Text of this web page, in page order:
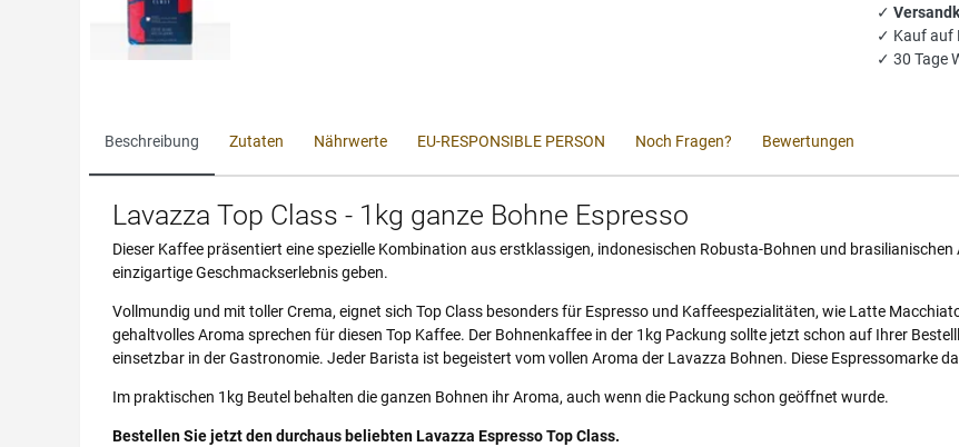
✓
✓ Kauf auf
✓ 30 Tage
Beschreibung Zutaten Nährwerte EU-RESPONSIBLE PERSON Noch Fragen? Bewertungen
Lavazza Top Class - 1kg ganze Bohne Espresso
Dieser Kaffee präsentiert eine spezielle Kombination aus erstklassigen, indonesischen Robusta-Bohnen und
einzigartige Geschmackserlebnis geben.
Vollmundig und mit toller Crema, eignet sich Top Class besonders für Espresso und Kaffeespezialitäten, wie Latte
gehaltvolles Aroma sprechen für diesen Top Kaffee. Der Bohnenkaffee in der 1kg Packung sollte jetzt schon auf Ihrer
einsetzbar in der Gastronomie. Jeder Barista ist begeistert vom vollen Aroma der Lavazza Bohnen. Diese Espressomarke
Im praktischen 1kg Beutel behalten die ganzen Bohnen ihr Aroma, auch wenn die Packung schon geöffnet wurde.
Bestellen Sie jetzt den durchaus beliebten Lavazza Espresso Top Class.